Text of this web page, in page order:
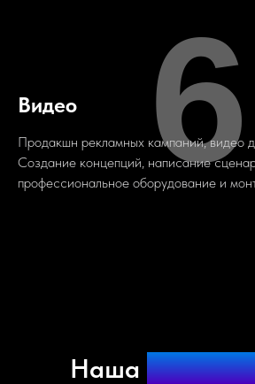
Видео
Продакшн рекламных кампаний, видео
Создание концепций, написание
профессиональное оборудование и
6
Наша